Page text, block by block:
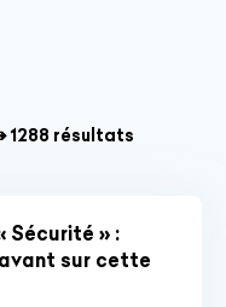
1288 résultats
Sécurité » :
sur cette